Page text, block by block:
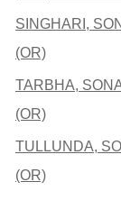
SINGHARI,
(OR)
TARBHA,
(OR)
TULLUNDA,
(OR)